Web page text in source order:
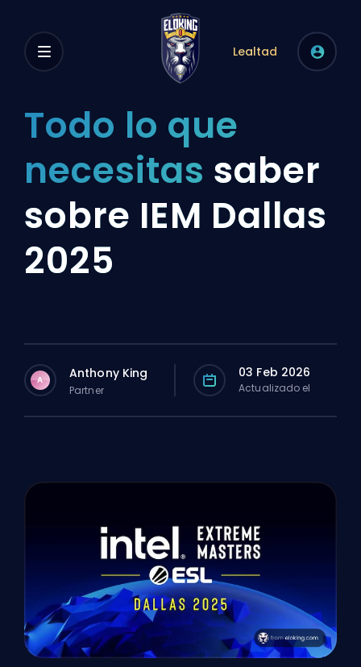
Lealtad
Todo lo que
necesitas saber
sobre IEM Dallas
2025
A Anthony King
Partner
03 Feb 2026
Actualizado el